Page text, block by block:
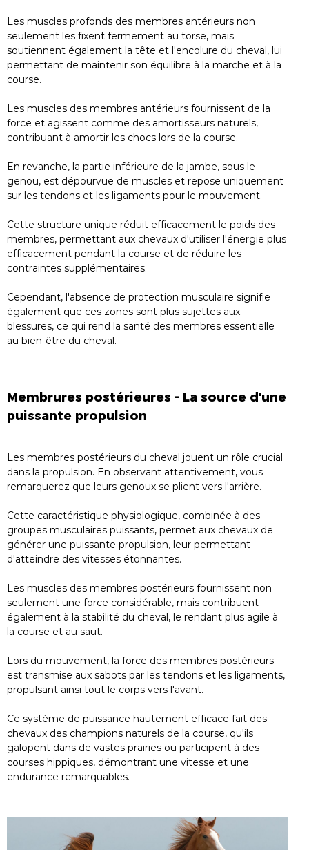
Les muscles profonds des membres antérieurs non
seulement les fixent fermement au torse, mais
soutiennent également la tête et l'encolure du cheval, lui
permettant de maintenir son équilibre à la marche et à la
course.
Les muscles des membres antérieurs fournissent de la
force et agissent comme des amortisseurs naturels,
contribuant à amortir les chocs lors de la course.
En revanche, la partie inférieure de la jambe, sous le
genou, est dépourvue de muscles et repose uniquement
sur les tendons et les ligaments pour le mouvement.
Cette structure unique réduit efficacement le poids des
membres, permettant aux chevaux d'utiliser l'énergie plus
efficacement pendant la course et de réduire les
contraintes supplémentaires.
Cependant, l'absence de protection musculaire signifie
également que ces zones sont plus sujettes aux
blessures, ce qui rend la santé des membres essentielle
au bien-être du cheval.
Membrures postérieures – La source d'une
puissante propulsion
Les membres postérieurs du cheval jouent un rôle crucial
dans la propulsion. En observant attentivement, vous
remarquerez que leurs genoux se plient vers l'arrière.
Cette caractéristique physiologique, combinée à des
groupes musculaires puissants, permet aux chevaux de
générer une puissante propulsion, leur permettant
d'atteindre des vitesses étonnantes.
Les muscles des membres postérieurs fournissent non
seulement une force considérable, mais contribuent
également à la stabilité du cheval, le rendant plus agile à
la course et au saut.
Lors du mouvement, la force des membres postérieurs
est transmise aux sabots par les tendons et les ligaments,
propulsant ainsi tout le corps vers l'avant.
Ce système de puissance hautement efficace fait des
chevaux des champions naturels de la course, qu'ils
galopent dans de vastes prairies ou participent à des
courses hippiques, démontrant une vitesse et une
endurance remarquables.